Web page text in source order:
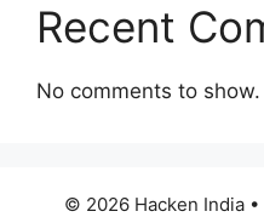
Recent
No comments to show.
© 2026 Hacken India